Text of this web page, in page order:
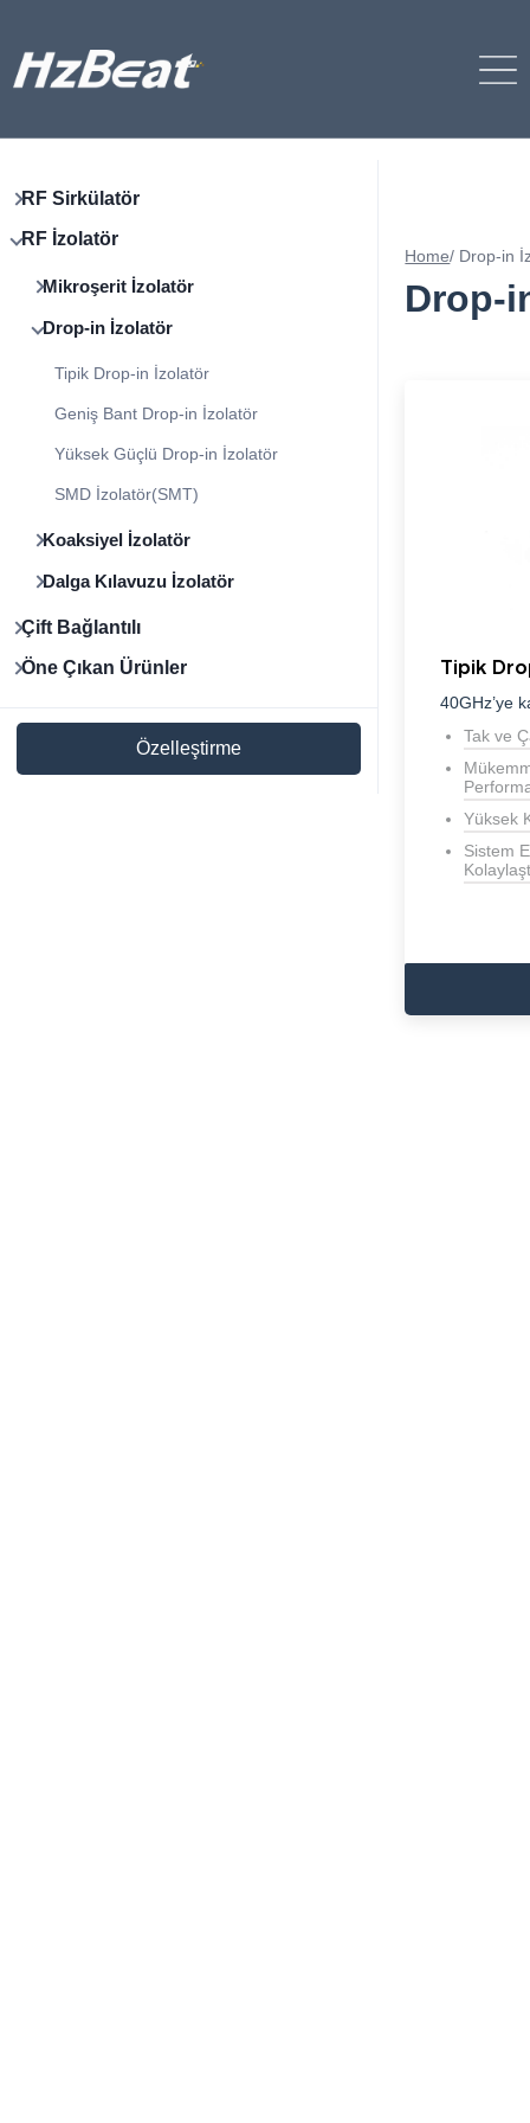
RF Sirkülatör
RF İzolatör
Mikroşerit İzolatör
Drop-in İzolatör
Tipik Drop-in İzolatör
Geniş Bant Drop-in İzolatör
Yüksek Güçlü Drop-in İzolatör
SMD İzolatör(SMT)
Koaksiyel İzolatör
Dalga Kılavuzu İzolatör
Çift Bağlantılı
Öne Çıkan Ürünler
Özelleştirme
Home/ Drop-in
Drop-
Tipik
40GHz’ye
Tak ve
Yüksek
Sistem